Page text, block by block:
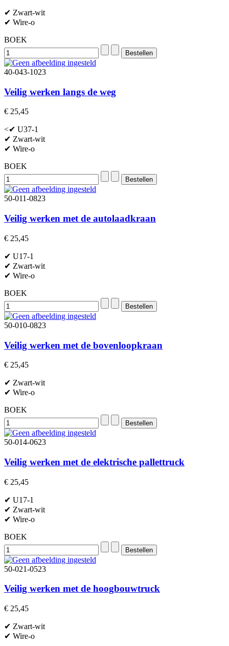
✔ Zwart-wit
✔ Wire-o
BOEK
40-043-1023
Veilig werken langs de weg
€ 25,45
<✔ U37-1
✔ Zwart-wit
✔ Wire-o
BOEK
50-011-0823
Veilig werken met de autolaadkraan
€ 25,45
✔ U17-1
✔ Zwart-wit
✔ Wire-o
BOEK
50-010-0823
Veilig werken met de bovenloopkraan
€ 25,45
✔ Zwart-wit
✔ Wire-o
BOEK
50-014-0623
Veilig werken met de elektrische pallettruck
€ 25,45
✔ U17-1
✔ Zwart-wit
✔ Wire-o
BOEK
50-021-0523
Veilig werken met de hoogbouwtruck
€ 25,45
✔ Zwart-wit
✔ Wire-o